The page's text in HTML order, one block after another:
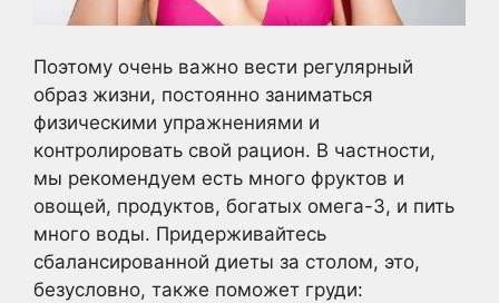
Поэтому очень важно вести регулярный
образ жизни, постоянно заниматься
физическими упражнениями и
контролировать свой рацион. В частности,
мы рекомендуем есть много фруктов и
овощей, продуктов, богатых омега-3, и пить
много воды. Придерживайтесь
сбалансированной диеты за столом, это,
безусловно, также поможет груди: